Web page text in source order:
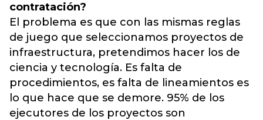
contratación?
El problema es que con las mismas reglas
de juego que seleccionamos proyectos de
infraestructura, pretendimos hacer los de
ciencia y tecnología. Es falta de
procedimientos, es falta de lineamientos es
lo que hace que se demore. 95% de los
ejecutores de los proyectos son